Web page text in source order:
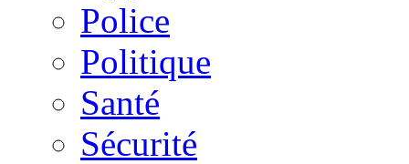
Police
Politique
Santé
Sécurité